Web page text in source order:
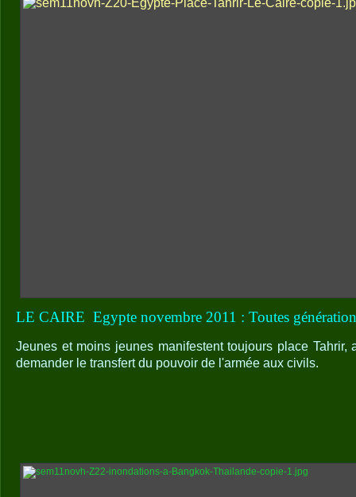
LE CAIRE Egypte novembre 2011 : Toutes
Jeunes et moins jeunes manifestent toujours place Tahrir,
demander le transfert du pouvoir de l'armée aux civils.